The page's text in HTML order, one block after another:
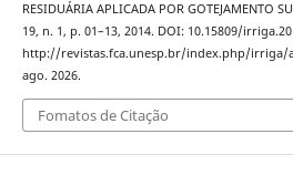
RESIDUÁRIA APLICADA POR GOTEJAMENTO
19, n. 1, p. 01–13, 2014. DOI: 10.15809/
http://revistas.fca.unesp.br/index.php/irriga/
ago. 2026.
Fomatos de Citação